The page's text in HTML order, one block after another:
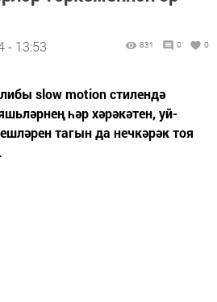
- 13:53 831 0 0
slow motion стилендә
һәр хәрәкәтен, уй-
тагын да нечкәрәк тоя